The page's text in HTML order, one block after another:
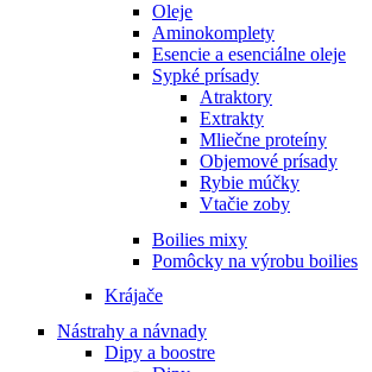
Oleje
Aminokomplety
Esencie a esenciálne oleje
Sypké prísady
Atraktory
Extrakty
Mliečne proteíny
Objemové prísady
Rybie múčky
Vtačie zoby
Boilies mixy
Pomôcky na výrobu boilies
Krájače
Nástrahy a návnady
Dipy a boostre